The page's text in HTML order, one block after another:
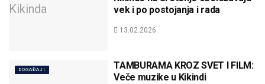
vek i po postojanja i rada
13.02.2026
DOGAĐAJI
TAMBURAMA KROZ SVET I FILM:
Veče muzike u Kikindi